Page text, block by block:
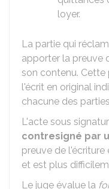
loyer.
La partie qui
apporter la preuve
son contenu.
l'écrit en original
chacune des
L'acte sous
contresigné par
preuve de l'écriture
et est plus
Le juge évalue la